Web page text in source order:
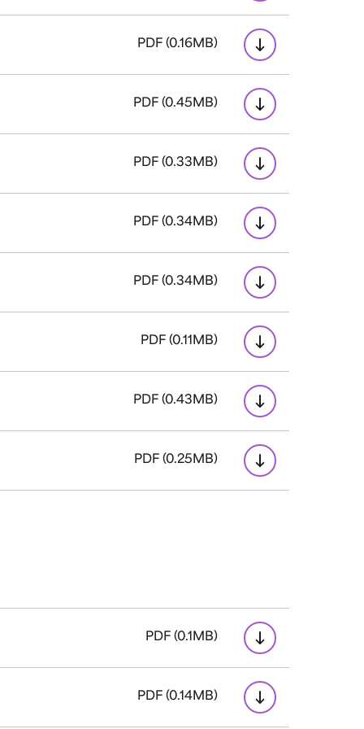
PDF (0.16MB)
PDF (0.45MB)
PDF (0.33MB)
PDF (0.34MB)
PDF (0.34MB)
PDF (0.11MB)
PDF (0.43MB)
PDF (0.25MB)
PDF (0.1MB)
PDF (0.14MB)